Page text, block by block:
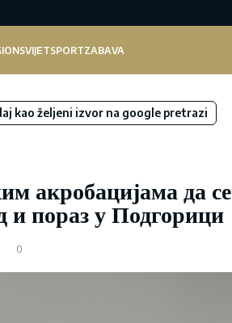
SVIJETSPORTZABAVA
kao željeni izvor na google pretrazi
акробацијама да се
и пораз у Подгорици
0